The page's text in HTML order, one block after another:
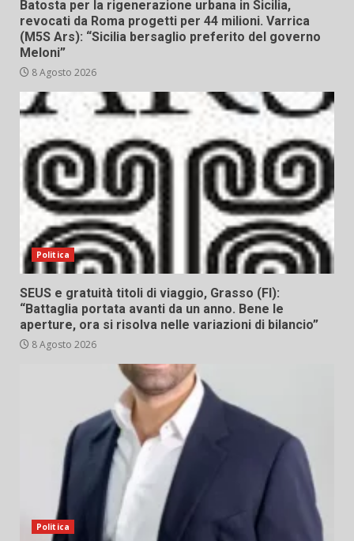
Batosta per la rigenerazione urbana in Sicilia,
revocati da Roma progetti per 44 milioni. Varrica
(M5S Ars): “Sicilia bersaglio preferito del governo
Meloni”
8 Agosto 2026
Politica
SEUS e gratuità titoli di viaggio, Grasso (FI):
“Battaglia portata avanti da un anno. Bene le
aperture, ora si risolva nelle variazioni di bilancio”
8 Agosto 2026
Politica